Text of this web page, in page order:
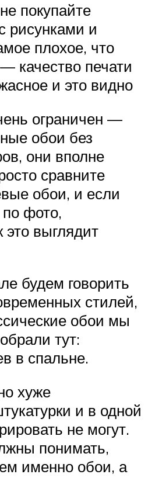
покупайте
рисунками и
плохое, что
качество печати
и это видно
ограничен —
обои без
они вполне
сравните
обои, и если
фото,
это выглядит
будем говорить
стилей,
обои мы
тут:
в спальне.
хуже
и в одной
не могут.
понимать,
именно обои, а